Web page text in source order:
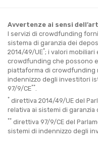
Avvertenze ai sensi
I servizi di crowdfunding
sistema di garanzia dei
2014/49/UE*; i valori
crowdfunding che possono
piattaforma di crowdfunding
indennizzo degli investitori
97/9/CE**
* direttiva 2014/49/UE del
relativa ai sistemi di garanzia
** direttiva 97/9/CE del
sistemi di indennizzo degli